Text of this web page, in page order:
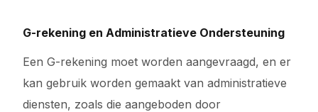
G-rekening en Administratieve Ondersteuning
Een G-rekening moet worden aangevraagd, en er
kan gebruik worden gemaakt van administratieve
diensten, zoals die aangeboden door